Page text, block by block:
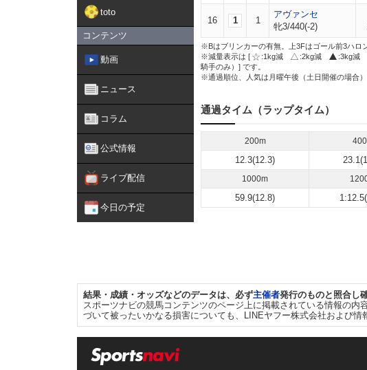
toto
コンテンツ
動画
ニュース
コラム
公式情報
ライブ配信
今日の予定
16 1 1
アヴァンセ
牝3/440(-2)
※Bはブリンカーの有無。上3Fはゴール前3ハロ
※減量表示は [
:1kg減 :2kg減 :3kg減
騎手のみ）] です。
※通過順位、人気は月曜午後（土日開催の場合）
通過タイム（ラップタイム）
200m
12.3(12.3)
1000m
59.9(12.8)
結果・成績・オッズなどのデータは、必ず主催者発行のものと照合し
スポーツナビの競馬コンテンツのページ上に掲載されている情報の
づいて被ったいかなる損害についても、LINEヤフー株式会社および情